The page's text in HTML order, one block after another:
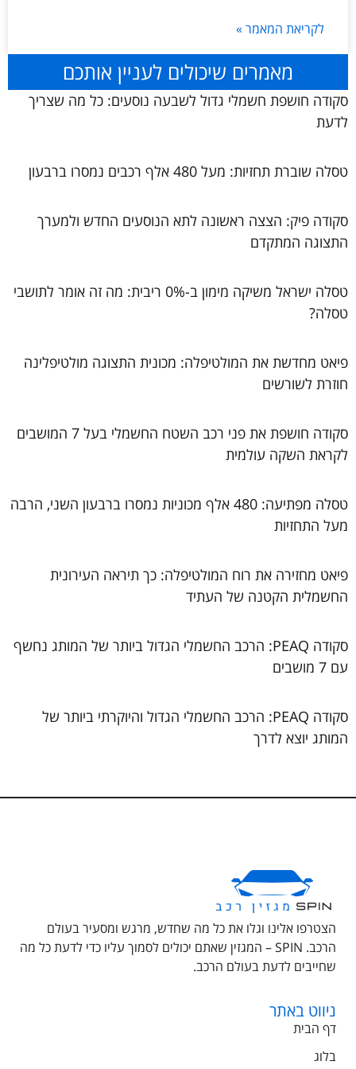
לקריאת המאמר »
מאמרים שיכולים לעניין אותכם
סקודה חושפת חשמלי גדול לשבעה נוסעים: כל מה שצריך
לדעת
טסלה שוברת תחזיות: מעל 480 אלף רכבים נמסרו ברבעון
סקודה פיק: הצצה ראשונה לתא הנוסעים החדש ולמערך
התצוגה המתקדם
טסלה ישראל משיקה מימון ב-0% ריבית: מה זה אומר לתושבי
טסלה?
פיאט מחדשת את המולטיפלה: מכונית התצוגה מולטיפלינה
חוזרת לשורשים
סקודה חושפת את פני רכב השטח החשמלי בעל 7 המושבים
לקראת השקה עולמית
טסלה מפתיעה: 480 אלף מכוניות נמסרו ברבעון השני, הרבה
מעל התחזיות
פיאט מחזירה את רוח המולטיפלה: כך תיראה העירונית
החשמלית הקטנה של העתיד
סקודה PEAQ: הרכב החשמלי הגדול ביותר של המותג נחשף
עם 7 מושבים
סקודה PEAQ: הרכב החשמלי הגדול והיוקרתי ביותר של
המותג יוצא לדרך
הצטרפו אלינו וגלו את כל מה שחדש, מרגש ומסעיר בעולם
הרכב. SPIN – המגזין שאתם יכולים לסמוך עליו כדי לדעת כל מה
שחייבים לדעת בעולם הרכב.
ניווט באתר
דף הבית
בלוג